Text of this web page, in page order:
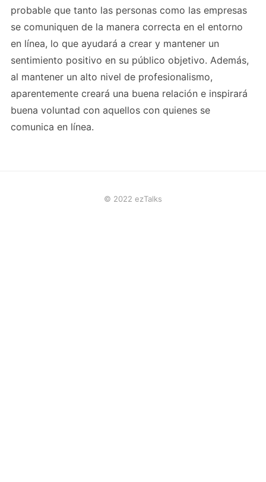
probable que tanto las personas como las empresas
se comuniquen de la manera correcta en el entorno
en línea, lo que ayudará a crear y mantener un
sentimiento positivo en su público objetivo. Además,
al mantener un alto nivel de profesionalismo,
aparentemente creará una buena relación e inspirará
buena voluntad con aquellos con quienes se
comunica en línea.
© 2022 ezTalks